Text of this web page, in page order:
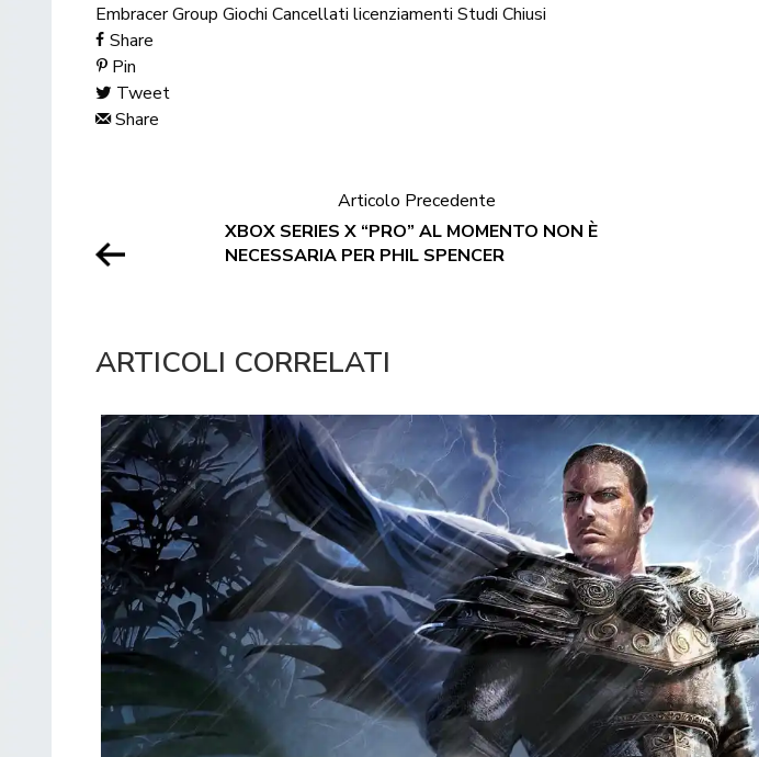
Embracer Group Giochi Cancellati licenziamenti Studi Chiusi
Share
Pin
Tweet
Share
Articolo Precedente
XBOX SERIES X “PRO” AL MOMENTO NON È
NECESSARIA PER PHIL SPENCER
ARTICOLI CORRELATI